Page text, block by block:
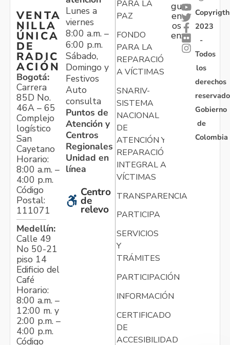
VENTA
NILLA
ÚNICA
DE
RADIC
ACIÓN
Bogotá:
Carrera
85D No.
46A – 65
Complejo
logístico
San
Cayetano
Horario:
8:00 a.m. –
4:00 p.m.
Código
Postal:
111071
Medellín:
Calle 49
No 50-21
piso 14
Edificio del
Café
Horario:
8:00 a.m. –
12:00 m. y
2:00 p.m. –
4:00 p.m.
Código
Lunes a
viernes
8:00 a.m. –
6:00 p.m.
Sábado,
Domingo y
Festivos
Auto
consulta
Puntos de
Atención y
Centros
Regionales
Unidad en
línea
Centro
de
relevo
PARA LA
PAZ
FONDO
PARA LA
REPARACIÓN
A VÍCTIMAS
SNARIV-
SISTEMA
NACIONAL
DE
ATENCIÓN Y
REPARACIÓN
INTEGRAL A
VÍCTIMAS
TRANSPARENCIA
PARTICIPA
SERVICIOS
Y
TRÁMITES
PARTICIPACIÓN
INFORMACIÓN
CERTIFICADO
DE
ACCESIBILIDAD
gu
en
os
en:
Copyrigth
2023
-
Todos
los
derechos
Gobierno
de
Colombia